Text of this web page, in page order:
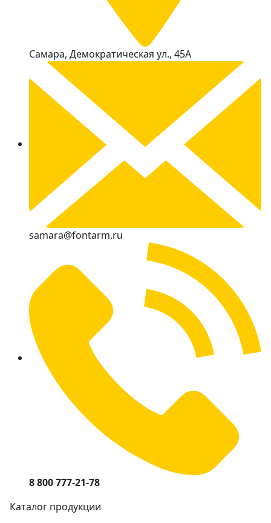
Самара, Демократическая ул., 45А
samara@fontarm.ru
8 800 777-21-78
Каталог продукции